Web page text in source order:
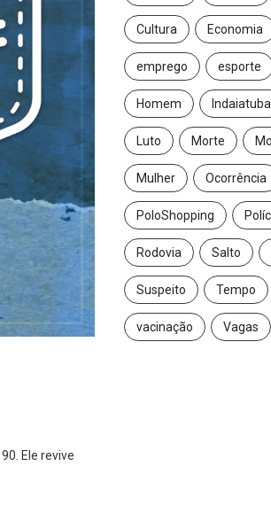
Ele revive
Cultura Economia
emprego esporte
Homem Indaiatuba
Luto Morte
Mulher Ocorrência
PoloShopping
Rodovia Salto
Suspeito Tempo
vacinação Vagas